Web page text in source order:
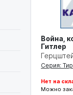
Война,
Гитлер
Серия:
Нет на
Можно